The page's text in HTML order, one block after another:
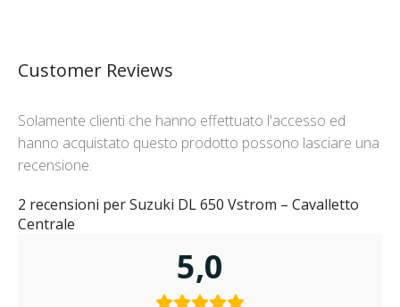
Customer Reviews
2 recensioni perSuzuki DL 650 Vstrom – Cavalletto
Centrale
5,0
Solamente clienti che hanno effettuato l'accesso ed
hanno acquistato questo prodotto possono lasciare una
recensione.